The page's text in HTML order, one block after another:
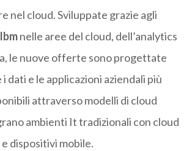
nel cloud. Sviluppate grazie agli
Ibmnelle aree del cloud, dell’analytics
le nuove offerte sono progettate
dati e le applicazioni aziendali più
attraverso modelli di cloud
ambienti It tradizionali con cloud
dispositivi mobile.